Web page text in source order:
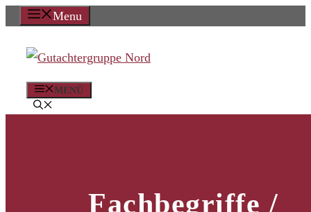
Zum
springen
Menu
MENÜ
Fachbegriffe /